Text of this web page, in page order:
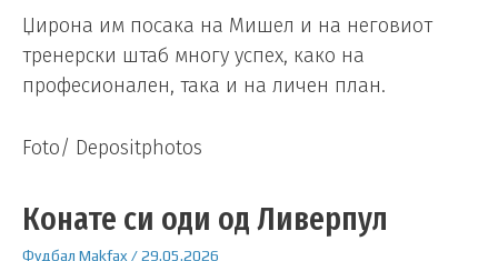
Џирона им посака на Мишел и на неговиот
тренерски штаб многу успех, како на
професионален, така и на личен план.
Foto/ Depositphotos
Конате си оди од Ливерпул
Фудбал Makfax/29.05.2026